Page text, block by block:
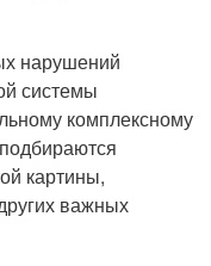
нарушений
системы
комплексному
картины,
важных